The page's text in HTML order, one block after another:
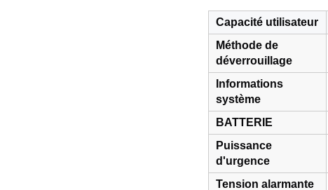
Capacité utilisateur
Méthode de
déverrouillage
Informations
système
BATTERIE
Puissance
d'urgence
Tension alarmante